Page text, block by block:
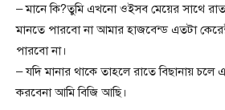
– মানে কি?তুমি এখনো ওইসব মেয়ের সাথে
মানতে পারবো না আমার হাজবেন্ড এতটা
পারবো না।
– যদি মানার থাকে তাহলে রাতে বিছানায়
করবেনা আমি বিজি আছি।